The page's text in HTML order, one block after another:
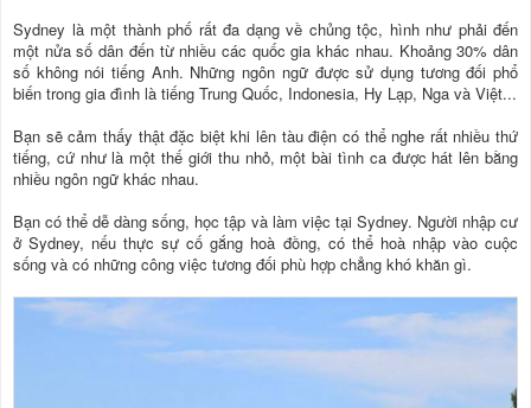
Sydney là một thành phố rất đa dạng về chủng tộc, hình như phải đến
một nửa số dân đến từ nhiều các quốc gia khác nhau. Khoảng 30% dân
số không nói tiếng Anh. Những ngôn ngữ được sử dụng tương đối phổ
biến trong gia đình là tiếng Trung Quốc, Indonesia, Hy Lạp, Nga và Việt...
Bạn sẽ cảm thấy thật đặc biệt khi lên tàu điện có thể nghe rất nhiều thứ
tiếng, cứ như là một thế giới thu nhỏ, một bài tình ca được hát lên bằng
nhiều ngôn ngữ khác nhau.
Bạn có thể dễ dàng sống, học tập và làm việc tại Sydney. Người nhập cư
ở Sydney, nếu thực sự cố gắng hoà đồng, có thể hoà nhập vào cuộc
sống và có những công việc tương đối phù hợp chẳng khó khăn gì.